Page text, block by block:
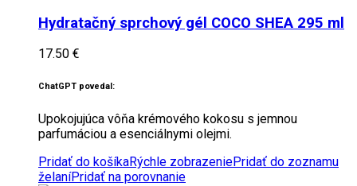
Hydratačný sprchový gél COCO SHEA 295 ml
17.50 €
ChatGPT povedal:
Upokojujúca vôňa krémového kokosu s jemnou
parfumáciou a esenciálnymi olejmi.
Pridať do košíkaRýchle zobrazeniePridať do zoznamu
želaníPridať na porovnanie